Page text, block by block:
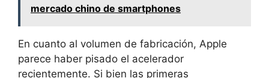
mercado chino de smartphones
En cuanto al volumen de fabricación, Apple
parece haber pisado el acelerador
recientemente. Si bien las primeras